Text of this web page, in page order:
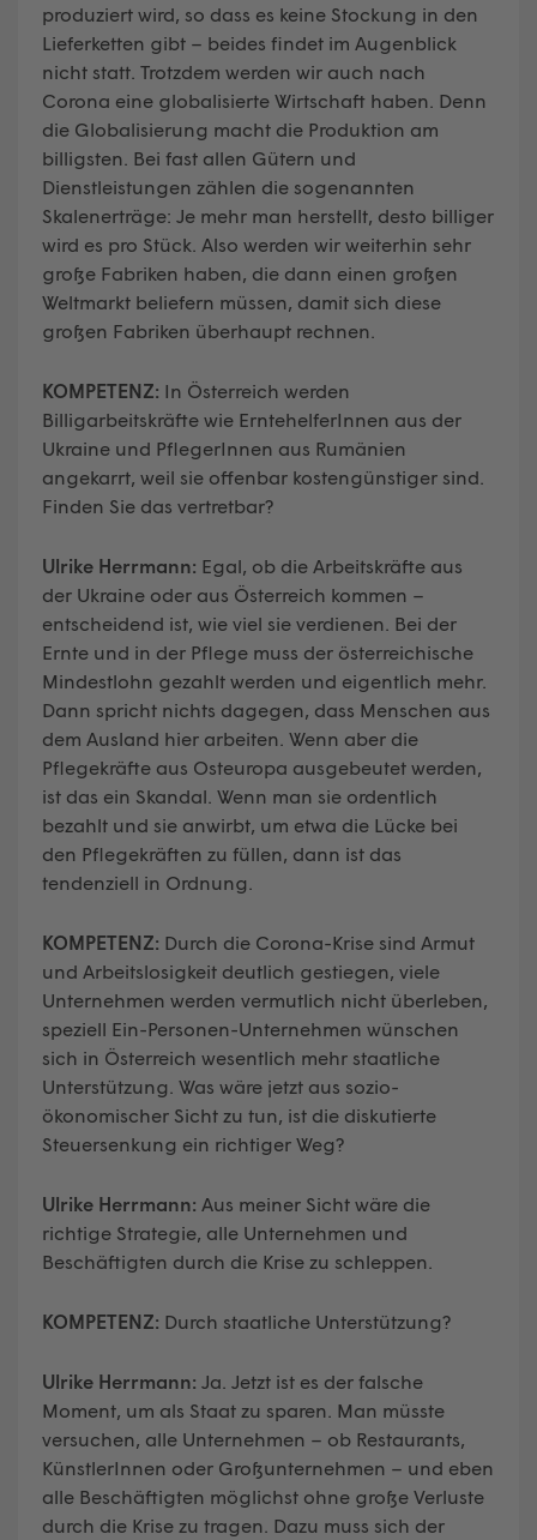
produziert wird, so dass es keine Stockung in den
Lieferketten gibt – beides findet im Augenblick
nicht statt. Trotzdem werden wir auch nach
Corona eine globalisierte Wirtschaft haben. Denn
die Globalisierung macht die Produktion am
billigsten. Bei fast allen Gütern und
Dienstleistungen zählen die sogenannten
Skalenerträge: Je mehr man herstellt, desto billiger
wird es pro Stück. Also werden wir weiterhin sehr
große Fabriken haben, die dann einen großen
Weltmarkt beliefern müssen, damit sich diese
großen Fabriken überhaupt rechnen.
KOMPETENZ: In Österreich werden
Billigarbeitskräfte wie ErntehelferInnen aus der
Ukraine und PflegerInnen aus Rumänien
angekarrt, weil sie offenbar kostengünstiger sind.
Finden Sie das vertretbar?
Ulrike Herrmann: Egal, ob die Arbeitskräfte aus
der Ukraine oder aus Österreich kommen –
entscheidend ist, wie viel sie verdienen. Bei der
Ernte und in der Pflege muss der österreichische
Mindestlohn gezahlt werden und eigentlich mehr.
Dann spricht nichts dagegen, dass Menschen aus
dem Ausland hier arbeiten. Wenn aber die
Pflegekräfte aus Osteuropa ausgebeutet werden,
ist das ein Skandal. Wenn man sie ordentlich
bezahlt und sie anwirbt, um etwa die Lücke bei
den Pflegekräften zu füllen, dann ist das
tendenziell in Ordnung.
KOMPETENZ: Durch die Corona-Krise sind Armut
und Arbeitslosigkeit deutlich gestiegen, viele
Unternehmen werden vermutlich nicht überleben,
speziell Ein-Personen-Unternehmen wünschen
sich in Österreich wesentlich mehr staatliche
Unterstützung. Was wäre jetzt aus sozio-
ökonomischer Sicht zu tun, ist die diskutierte
Steuersenkung ein richtiger Weg?
Ulrike Herrmann: Aus meiner Sicht wäre die
richtige Strategie, alle Unternehmen und
Beschäftigten durch die Krise zu schleppen.
KOMPETENZ: Durch staatliche Unterstützung?
Ulrike Herrmann: Ja. Jetzt ist es der falsche
Moment, um als Staat zu sparen. Man müsste
versuchen, alle Unternehmen – ob Restaurants,
KünstlerInnen oder Großunternehmen – und eben
alle Beschäftigten möglichst ohne große Verluste
durch die Krise zu tragen. Dazu muss sich der